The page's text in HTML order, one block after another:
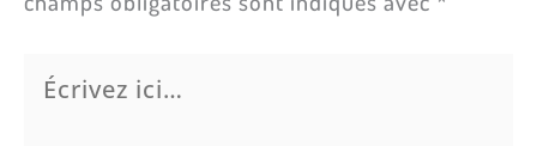
Écrivez
ici…